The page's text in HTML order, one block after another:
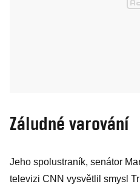
Záludné varování
Jeho spolustraník, senátor
televizi CNN vysvětlil smysl